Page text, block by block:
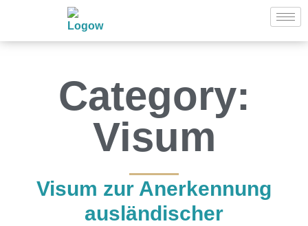
Category:
Visum
Visum zur Anerkennung
ausländischer